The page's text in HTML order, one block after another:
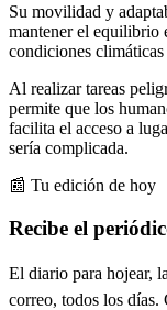
Su movilidad y
mantener el equilibrio
condiciones climáticas
Al realizar tareas
permite que los
facilita el acceso a
sería complicada.
📰 Tu edición de hoy
Recibe el
El diario para hojear,
correo, todos los días.